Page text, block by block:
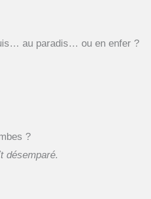
au paradis… ou en enfer ?
?
désemparé.